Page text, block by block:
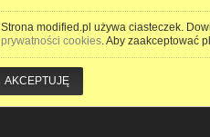
Strona modified.pl używa ciasteczek.
prywatności cookies. Aby zaakceptować
AKCEPTUJĘ